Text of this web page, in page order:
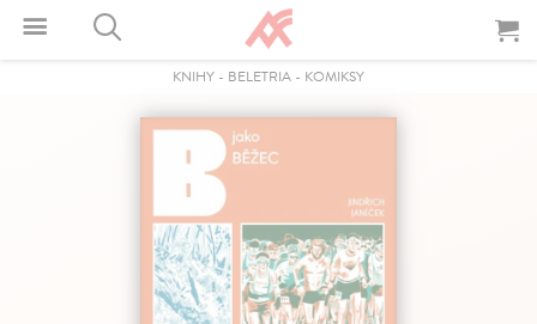
KNIHY - BELETRIA - KOMIKSY